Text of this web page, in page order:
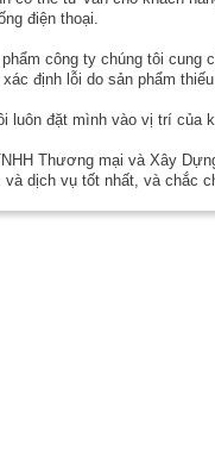
điện thoại.
công ty chúng tôi cung
định lỗi do sản phẩm
luôn đặt mình vào vị trí của
Thương mại và Xây
và dịch vụ tốt nhất, và chắc